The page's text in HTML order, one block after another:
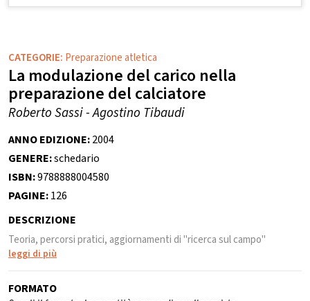
CATEGORIE: Preparazione atletica
La modulazione del carico nella
preparazione del calciatore
Roberto Sassi - Agostino Tibaudi
ANNO EDIZIONE:2004
GENERE:schedario
ISBN:9788888004580
PAGINE:126
DESCRIZIONE
Teoria, percorsi pratici, aggiornamenti di "ricerca sul campo"
leggi di più
FORMATO